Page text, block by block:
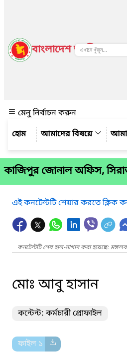
বাংলাদেশ জাতীয় তথ্য
মেনু নির্বাচন করুন
আমাদের বিষয়ে
কাজিপুর জোনাল অফিস,
এই কনটেন্টটি শেয়ার করতে ক্লিক
কনটেন্টটি শেষ হাল-নাগাদ করা হয়েছে:
মোঃ আবু হাসান
কন্টেন্ট: কর্মচারী প্রোফাইল
ফাইল ১